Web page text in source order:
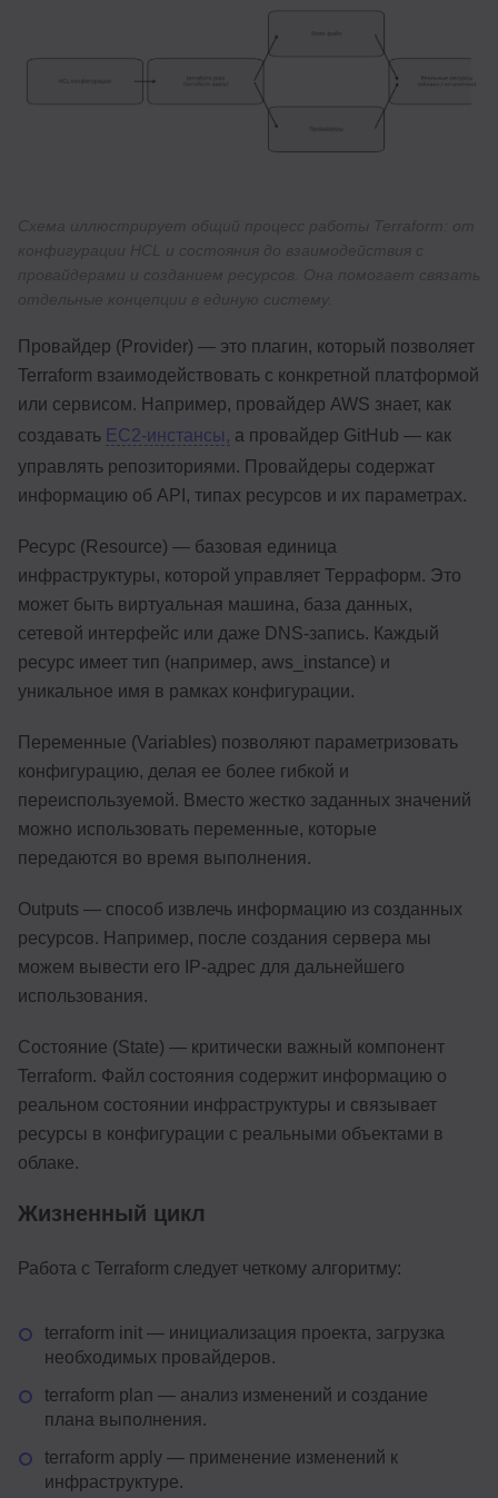
Провайдер (Provider) — это плагин, который позволяет
Terraform взаимодействовать с конкретной платформой
или сервисом. Например, провайдер AWS знает, как
создавать EC2-инстансы, а провайдер GitHub — как
управлять репозиториями. Провайдеры содержат
информацию об API, типах ресурсов и их параметрах.
Ресурс (Resource) — базовая единица
инфраструктуры, которой управляет Терраформ. Это
может быть виртуальная машина, база данных,
сетевой интерфейс или даже DNS-запись. Каждый
ресурс имеет тип (например, aws_instance) и
уникальное имя в рамках конфигурации.
Переменные (Variables) позволяют параметризовать
конфигурацию, делая ее более гибкой и
переиспользуемой. Вместо жестко заданных значений
можно использовать переменные, которые
передаются во время выполнения.
Outputs — способ извлечь информацию из созданных
ресурсов. Например, после создания сервера мы
можем вывести его IP-адрес для дальнейшего
использования.
Состояние (State) — критически важный компонент
Terraform. Файл состояния содержит информацию о
реальном состоянии инфраструктуры и связывает
ресурсы в конфигурации с реальными объектами в
облаке.
Жизненный цикл
Работа с Terraform следует четкому алгоритму:
terraform init — инициализация проекта, загрузка
необходимых провайдеров.
terraform plan — анализ изменений и создание
плана выполнения.
terraform apply — применение изменений к
инфраструктуре.